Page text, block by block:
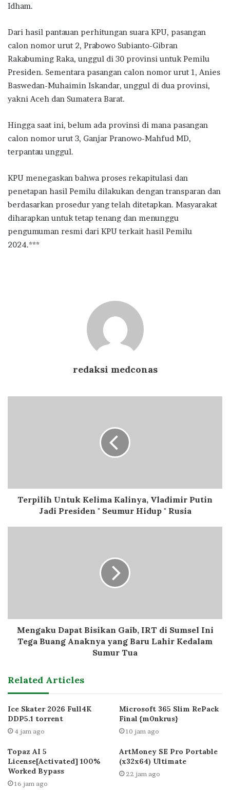
Idham.
Dari hasil pantauan perhitungan suara KPU, pasangan
calon nomor urut 2, Prabowo Subianto-Gibran
Rakabuming Raka, unggul di 30 provinsi untuk Pemilu
Presiden. Sementara pasangan calon nomor urut 1, Anies
Baswedan-Muhaimin Iskandar, unggul di dua provinsi,
yakni Aceh dan Sumatera Barat.
Hingga saat ini, belum ada provinsi di mana pasangan
calon nomor urut 3, Ganjar Pranowo-Mahfud MD,
terpantau unggul.
KPU menegaskan bahwa proses rekapitulasi dan
penetapan hasil Pemilu dilakukan dengan transparan dan
berdasarkan prosedur yang telah ditetapkan. Masyarakat
diharapkan untuk tetap tenang dan menunggu
pengumuman resmi dari KPU terkait hasil Pemilu
2024.***
redaksi medconas
Terpilih Untuk Kelima Kalinya, Vladimir Putin
Jadi Presiden " Seumur Hidup " Rusia
Mengaku Dapat Bisikan Gaib, IRT di Sumsel Ini
Tega Buang Anaknya yang Baru Lahir Kedalam
Sumur Tua
Related Articles
Ice Skater 2026 Full4K
DDP5.1 torrent
4 jam ago
Microsoft 365 Slim RePack
Final {m0nkrus}
10 jam ago
Topaz AI 5
License[Activated] 100%
Worked Bypass
16 jam ago
ArtMoney SE Pro Portable
(x32x64) Ultimate
22 jam ago